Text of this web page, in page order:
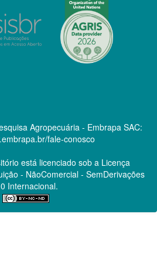
Agropecuária - Embrapa SAC:
fale-conosco
está licenciado sob a Licença
- NãoComercial - SemDerivações
Internacional.